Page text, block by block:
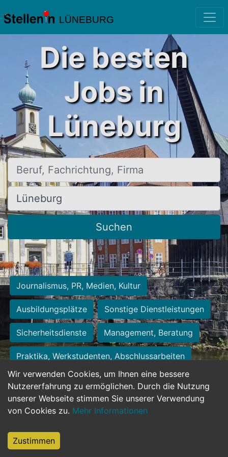
LÜNEBURG
Wir verwenden Cookies, um Ihnen eine bessere
Nutzererfahrung zu ermöglichen. Durch die Nutzung
unserer Webseite stimmen Sie unserer Verwendung
von Cookies zu. Mehr Informationen
Zustimmen
Die besten
Jobs in
Lüneburg
Beruf, Fachrichtung, Firma
Ort, Stadt
Suchen
Journalismus, PR, Medien, Kultur
Ausbildungsplätze Sonstige Dienstleistungen
Sicherheitsdienste Management, Beratung
Praktika, Werkstudenten, Abschlussarbeiten
Personalwesen Assistenz, Sekretariat
Hilfskräfte, Aushilfs- und Nebenjobs
Weiterbildung, Studium, duale Ausbildung